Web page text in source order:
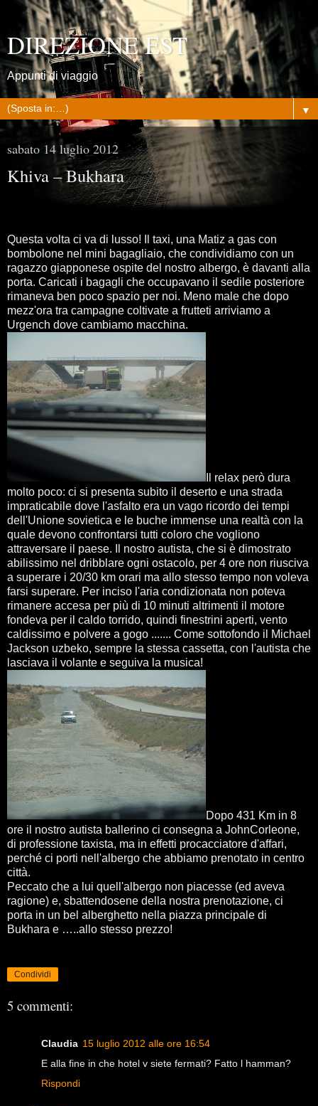
DIREZIONE EST
Appunti di viaggio
▼
sabato 14 luglio 2012
Khiva – Bukhara
Questa volta ci va di lusso! Il taxi, una Matiz a gas con
bombolone nel mini bagagliaio, che condividiamo con un
ragazzo giapponese ospite del nostro albergo, è davanti alla
porta. Caricati i bagagli che occupavano il sedile posteriore
rimaneva ben poco spazio per noi. Meno male che dopo
mezz'ora tra campagne coltivate a frutteti arriviamo a
Urgench dove cambiamo macchina.
Il relax però dura
molto poco: ci si presenta subito il deserto e una strada
impraticabile dove l'asfalto era un vago ricordo dei tempi
dell'Unione sovietica e le buche immense una realtà con la
quale devono confrontarsi tutti coloro che vogliono
attraversare il paese. Il nostro autista, che si è dimostrato
abilissimo nel dribblare ogni ostacolo, per 4 ore non riusciva
a superare i 20/30 km orari ma allo stesso tempo non voleva
farsi superare. Per inciso l'aria condizionata non poteva
rimanere accesa per più di 10 minuti altrimenti il motore
fondeva per il caldo torrido, quindi finestrini aperti, vento
caldissimo e polvere a gogo ....... Come sottofondo il Michael
Jackson uzbeko, sempre la stessa cassetta, con l'autista che
lasciava il volante e seguiva la musica!
Dopo 431 Km in 8
ore il nostro autista ballerino ci consegna a JohnCorleone,
di professione taxista, ma in effetti procacciatore d'affari,
perché ci porti nell'albergo che abbiamo prenotato in centro
città.
Peccato che a lui quell'albergo non piacesse (ed aveva
ragione) e, sbattendosene della nostra prenotazione, ci
porta in un bel alberghetto nella piazza principale di
Bukhara e …..allo stesso prezzo!
Condividi
5 commenti:
Claudia 15 luglio 2012 alle ore 16:54
E alla fine in che hotel v siete fermati? Fatto l hamman?
Rispondi